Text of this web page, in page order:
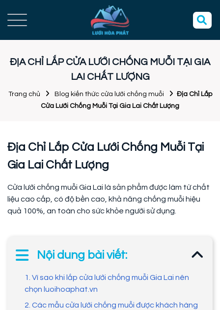
ĐỊA CHỈ LẮP CỬA LƯỚI CHỐNG MUỖI TẠI GIA
LAI CHẤT LƯỢNG
Trang chủ Blog kiến thức cửa lưới chống muỗi
Địa Chỉ Lắp
Cửa Lưới Chống Muỗi Tại Gia Lai Chất Lượng
Địa Chỉ Lắp Cửa Lưới Chống Muỗi Tại
Gia Lai Chất Lượng
Cửa lưới chống muỗi Gia Lai là sản phẩm được làm từ chất
liệu cao cấp, có độ bền cao, khả năng chống muỗi hiệu
quả 100%, an toàn cho sức khỏe người sử dụng.
Nội dung bài viết:
1. Vì sao khi lắp cửa lưới chống muỗi Gia Lai nên
chọn luoihoaphat.vn
2. Các mẫu cửa lưới chống muỗi được khách hàng